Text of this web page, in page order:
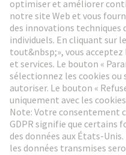
Aller à l'inscription
Social Media